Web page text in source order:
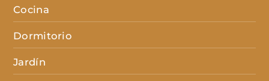
Cocina
Dormitorio
Jardín